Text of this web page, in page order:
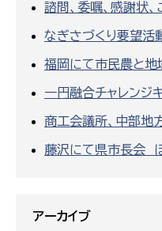
諮問、委嘱、感謝状
なぎさづくり要望活
福岡にて市民農と
一円融合チャレンジ
商工会議所、中部
藤沢にて県市長会
アーカイブ